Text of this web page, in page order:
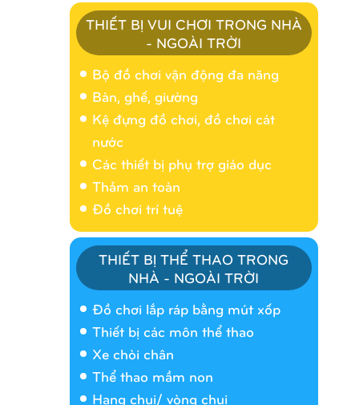
THIẾT BỊ VUI CHƠI TRONG NHÀ
- NGOÀI TRỜI
Bộ đồ chơi vận động đa năng
Bàn, ghế, giường
Kệ đựng đồ chơi, đồ chơi cát
nước
Các thiết bị phụ trợ giáo dục
Thảm an toàn
Đồ chơi trí tuệ
THIẾT BỊ THỂ THAO TRONG
NHÀ - NGOÀI TRỜI
Đồ chơi lắp ráp bằng mút xốp
Thiết bị các môn thể thao
Xe chòi chân
Thể thao mầm non
Hang chui/ vòng chui
Nhà banh 9H5404